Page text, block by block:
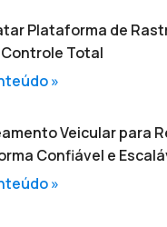
Plataforma de
Total
»
Veicular para
Confiável e
»